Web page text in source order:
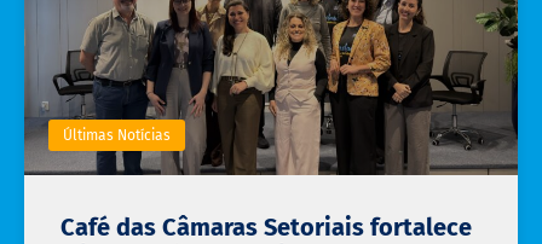
Últimas Notícias
Café das Câmaras Setoriais fortalece